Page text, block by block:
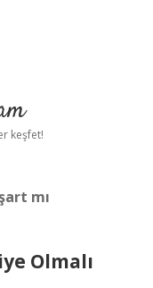
keşfet!
mı
Olmalı